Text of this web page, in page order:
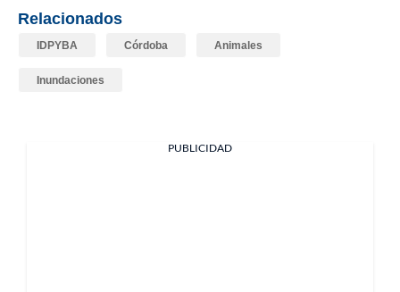
Relacionados
IDPYBA Córdoba Animales
Inundaciones
PUBLICIDAD